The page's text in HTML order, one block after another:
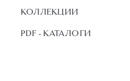
КОЛЛЕКЦИИ
PDF - КАТАЛОГИ